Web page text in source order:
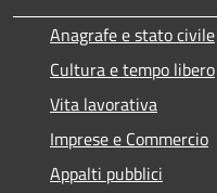
Anagrafe e stato civile
Cultura e tempo libero
Vita lavorativa
Imprese e Commercio
Appalti pubblici